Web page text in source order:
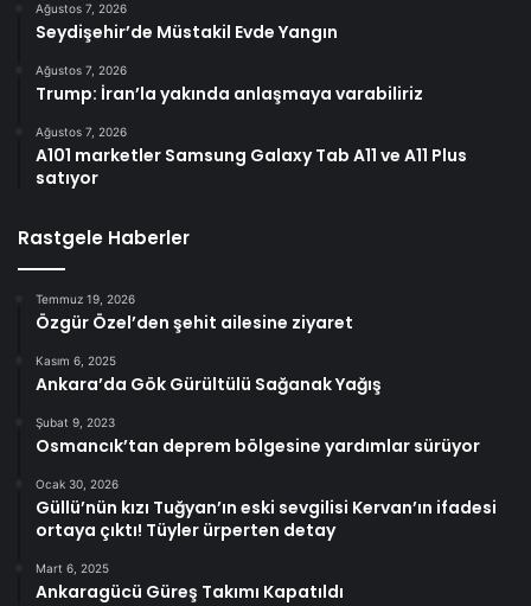
Ağustos 7, 2026
Seydişehir’de Müstakil Evde Yangın
Ağustos 7, 2026
Trump: İran’la yakında anlaşmaya varabiliriz
Ağustos 7, 2026
A101 marketler Samsung Galaxy Tab A11 ve A11 Plus
satıyor
Rastgele Haberler
Temmuz 19, 2026
Özgür Özel’den şehit ailesine ziyaret
Kasım 6, 2025
Ankara’da Gök Gürültülü Sağanak Yağış
Şubat 9, 2023
Osmancık’tan deprem bölgesine yardımlar sürüyor
Ocak 30, 2026
Güllü’nün kızı Tuğyan’ın eski sevgilisi Kervan’ın ifadesi
ortaya çıktı! Tüyler ürperten detay
Mart 6, 2025
Ankaragücü Güreş Takımı Kapatıldı